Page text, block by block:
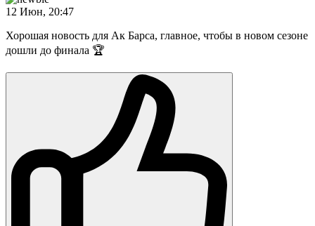
12 Июн, 20:47
Хорошая новость для Ак Барса, главное, чтобы в новом сезоне
дошли до финала 🏆